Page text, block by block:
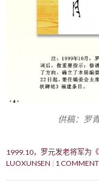
供稿：罗
1999.10，罗元发老将军为
LUOXUNSEN
1 COMMENT